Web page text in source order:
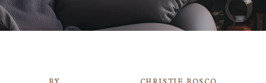
Home One
Home Two